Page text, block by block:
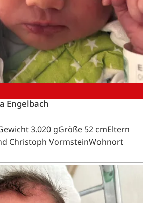
Engelbach
3.020 gGröße 52 cmEltern
Christoph VormsteinWohnort